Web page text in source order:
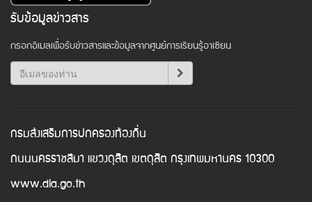
รับข้อมูลข่าวสาร
กรอกอีเมลเพื่อรับข่าวสารและข้อมูลจากศูนย์การเรียนรู้อาเซียน
กรมส่งเสริมการปกครองท้องถิ่น
ถนนนครราชสีมา แขวงดุสิต เขตดุสิต กรุงเทพมหานคร 10300
www.dla.go.th